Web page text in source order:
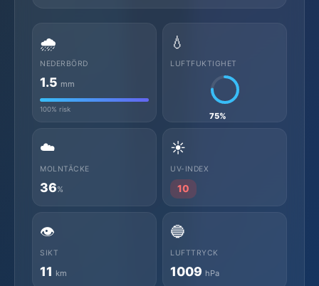
🌧️
NEDERBÖRD
1.5 mm
100% risk
💧
LUFTFUKTIGHET
75%
☁️
MOLNTÄCKE
36%
☀️
UV-INDEX
10
👁️
SIKT
11 km
🔵
LUFTTRYCK
1009 hPa